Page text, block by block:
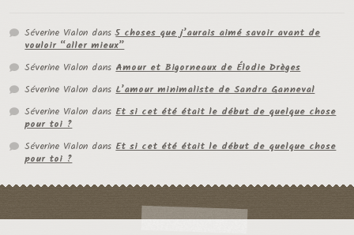
Séverine Vialon dans5 choses que j’aurais aimé savoir avant de
vouloir “aller mieux”
Séverine Vialon dansAmour et Bigorneaux de Élodie Drèges
Séverine Vialon dansL’amour minimaliste de Sandra Ganneval
Séverine Vialon dansEt si cet été était le début de quelque chose
pour toi ?
Séverine Vialon dansEt si cet été était le début de quelque chose
pour toi ?